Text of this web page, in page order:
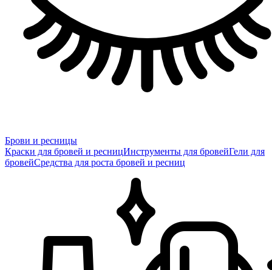
Брови и ресницы
Краски для бровей и ресницИнструменты для бровейГели для
бровейСредства для роста бровей и ресниц